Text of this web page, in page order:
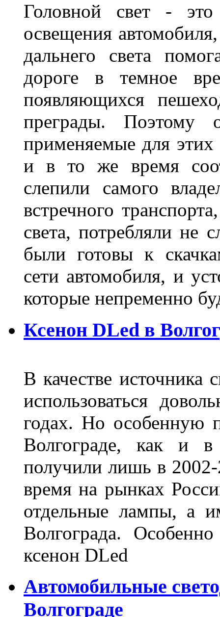
Головной свет -
освещения
дальнего света
дороге в темное
появляющихся
преграды. Поэтому
применяемые для
и в то же время
слепили самого
встречного
света, потребляли не
были готовы к
сети автомобиля, и
которые непременно
Ксенон DLed в
В качестве источника
использоваться
годах. Но особенную
Волгограде, как и
получили лишь в
время на рынках
отдельные лампы, а
Волгограда.
ксенон DLed
Автомобильные
Волгограде